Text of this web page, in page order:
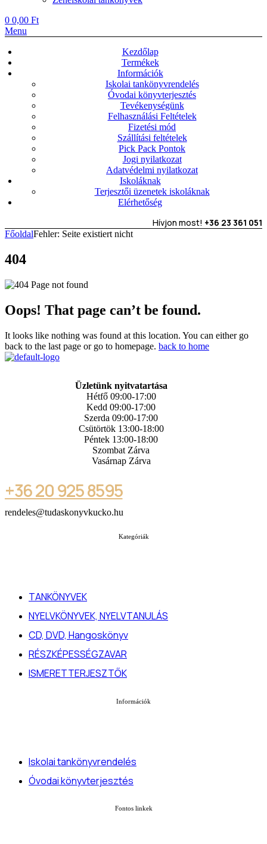
0 0,00 Ft
Menu
Kezdőlap
Termékek
Információk
Iskolai tankönyvrendelés
Óvodai könyvterjesztés
Tevékenységünk
Felhasználási Feltételek
Fizetési mód
Szállítási feltételek
Pick Pack Pontok
Jogi nyilatkozat
Adatvédelmi nyilatkozat
Iskoláknak
Terjesztői üzenetek iskoláknak
Elérhetőség
Hívjon most! +36 23 361 051
FőoldalFehler: Seite existiert nicht
404
Oops! That page can’t be found.
It looks like nothing was found at this location. You can either go
back to the last page or go to homepage. back to home
Üzletünk nyitvatartása
Hétfő 09:00-17:00
Kedd 09:00-17:00
Szerda 09:00-17:00
Csütörtök 13:00-18:00
Péntek 13:00-18:00
Szombat Zárva
Vasárnap Zárva
+36 20 925 8595
rendeles@tudaskonyvkucko.hu
Kategóriák
TANKÖNYVEK
NYELVKÖNYVEK, NYELVTANULÁS
CD, DVD, Hangoskönyv
RÉSZKÉPESSÉGZAVAR
ISMERETTERJESZTŐK
Információk
Iskolai tankönyvrendelés
Óvodai könyvterjesztés
Fontos linkek